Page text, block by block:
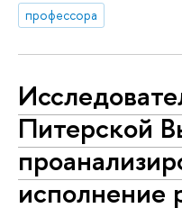
профессора
Питерской
исполнение